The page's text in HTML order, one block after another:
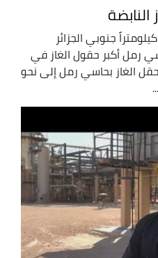
جنوبي الجزائر
أكبر حقول الغاز في
حقل الغاز بحاسي رمل إلى نحو